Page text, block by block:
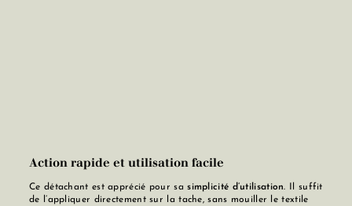
Action rapide et utilisation facile
Ce détachant est apprécié pour sasimplicité d’utilisation. Il suffit
de l’appliquer directement sur la tache, sans mouiller le textile